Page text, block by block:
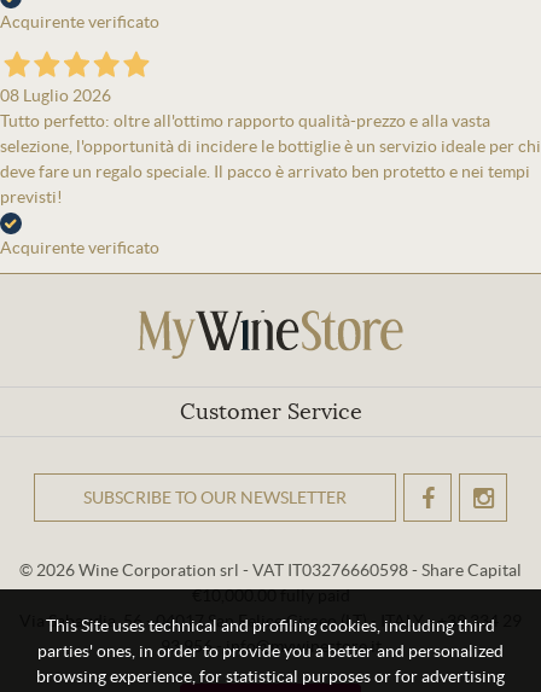
Acquirente verificato
08 Luglio 2026
Tutto perfetto: oltre all'ottimo rapporto qualità-prezzo e alla vasta
selezione, l'opportunità di incidere le bottiglie è un servizio ideale per chi
deve fare un regalo speciale. Il pacco è arrivato ben protetto e nei tempi
previsti!
Acquirente verificato
Customer Service
This Site uses technical and profiling cookies, including third
parties' ones, in order to provide you a better and personalized
browsing experience, for statistical purposes or for advertising
SUBSCRIBE TO OUR NEWSLETTER
© 2026 Wine Corporation srl - VAT IT03276660598 - Share Capital
€10,000.00 fully paid
Via Sabaudia, 56 - 04017 San Felice Circeo (LT) - ITALY - +39 334 29
93 956 - info@mywinestore.it